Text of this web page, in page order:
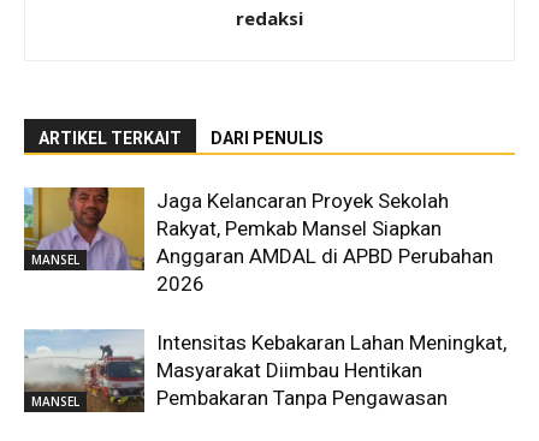
redaksi
ARTIKEL TERKAIT DARI PENULIS
MANSEL
Jaga Kelancaran Proyek Sekolah
Rakyat, Pemkab Mansel Siapkan
Anggaran AMDAL di APBD Perubahan
2026
MANSEL
Intensitas Kebakaran Lahan Meningkat,
Masyarakat Diimbau Hentikan
Pembakaran Tanpa Pengawasan